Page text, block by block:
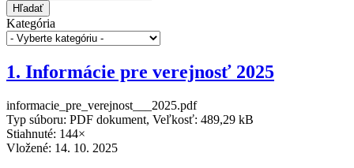
Hľadať
Kategória
1. Informácie pre verejnosť 2025
informacie_pre_verejnost___2025.pdf
Typ súboru: PDF dokument, Veľkosť: 489,29 kB
Stiahnuté: 144×
Vložené: 14. 10. 2025